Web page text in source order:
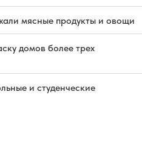
мясные продукты и овощи
домов более трех
и студенческие